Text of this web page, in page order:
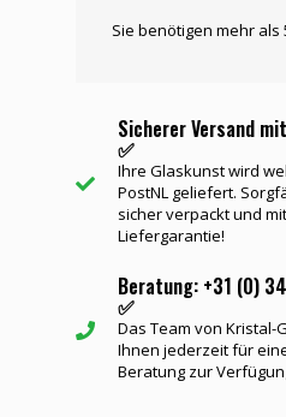
Sie benötigen mehr
Sicherer Versand
✅
Ihre Glaskunst wird
PostNL geliefert.
sicher verpackt und mit
Liefergarantie!
Beratung: +31 (0)
✅
Das Team von Kristal-
Ihnen jederzeit für
Beratung zur